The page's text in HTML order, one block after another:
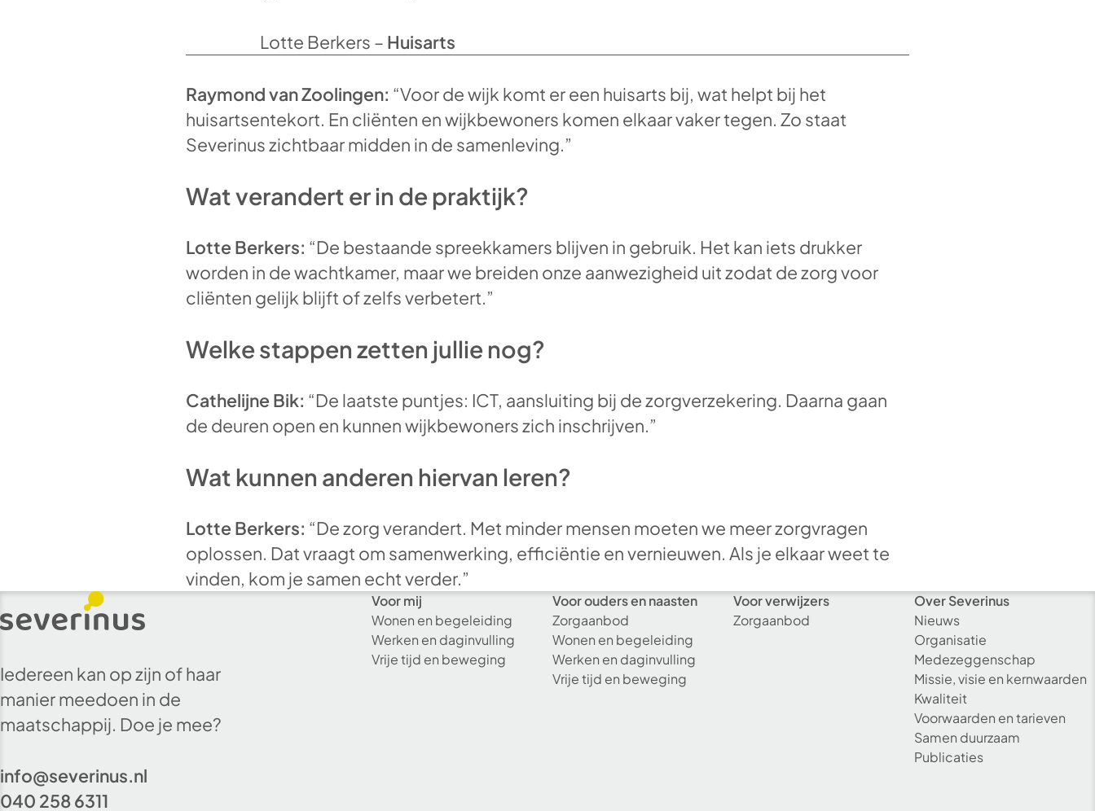
Lotte Berkers – Huisarts
Raymond van Zoolingen: “Voor de wijk komt er een huisarts bij, wat helpt bij het
huisartsentekort. En cliënten en wijkbewoners komen elkaar vaker tegen. Zo staat
Severinus zichtbaar midden in de samenleving.”
Wat verandert er in de praktijk?
Lotte Berkers: “De bestaande spreekkamers blijven in gebruik. Het kan iets drukker
worden in de wachtkamer, maar we breiden onze aanwezigheid uit zodat de zorg voor
cliënten gelijk blijft of zelfs verbetert.”
Welke stappen zetten jullie nog?
Cathelijne Bik: “De laatste puntjes: ICT, aansluiting bij de zorgverzekering. Daarna gaan
de deuren open en kunnen wijkbewoners zich inschrijven.”
Wat kunnen anderen hiervan leren?
Lotte Berkers: “De zorg verandert. Met minder mensen moeten we meer zorgvragen
oplossen. Dat vraagt om samenwerking, efficiëntie en vernieuwen. Als je elkaar weet te
vinden, kom je samen echt verder.”
Iedereen kan op zijn of haar
manier meedoen in de
maatschappij. Doe je mee?
info@severinus.nl
040 258 6311
Voor mij
Wonen en begeleiding
Werken en daginvulling
Vrije tijd en beweging
Voor ouders en naasten
Zorgaanbod
Wonen en begeleiding
Werken en daginvulling
Vrije tijd en beweging
Voor verwijzers
Zorgaanbod
Over Severinus
Nieuws
Organisatie
Medezeggenschap
Missie, visie en kernwaarden
Kwaliteit
Voorwaarden en tarieven
Samen duurzaam
Publicaties